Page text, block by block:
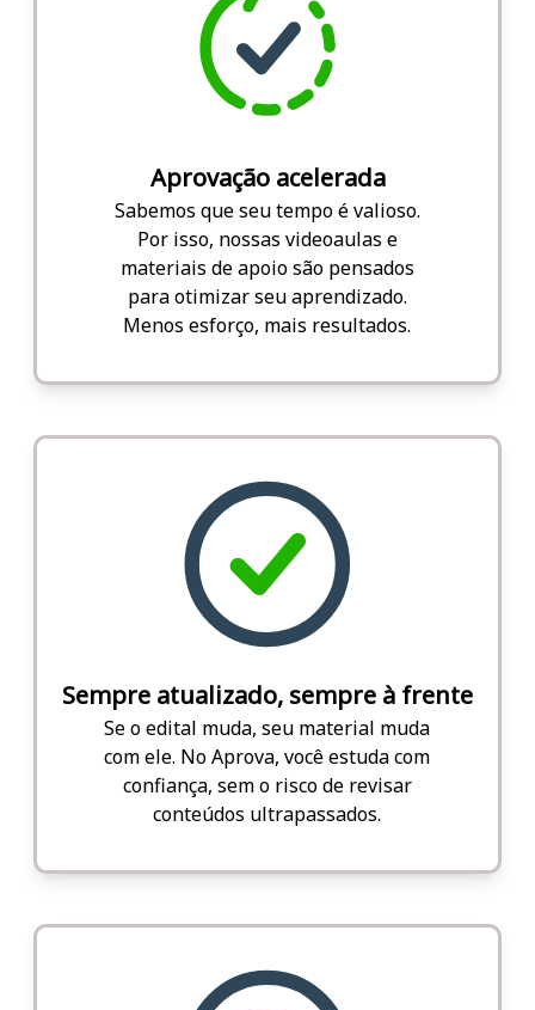
Aprovação acelerada
Sabemos que seu tempo é valioso.
Por isso, nossas videoaulas e
materiais de apoio são pensados
para otimizar seu aprendizado.
Menos esforço, mais resultados.
Sempre atualizado, sempre à frente
Se o edital muda, seu material muda
com ele. No Aprova, você estuda com
confiança, sem o risco de revisar
conteúdos ultrapassados.